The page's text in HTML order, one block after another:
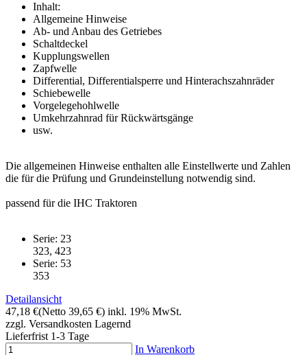
Inhalt:
Allgemeine Hinweise
Ab- und Anbau des Getriebes
Schaltdeckel
Kupplungswellen
Zapfwelle
Differential, Differentialsperre und Hinterachszahnräder
Schiebewelle
Vorgelegehohlwelle
Umkehrzahnrad für Rückwärtsgänge
usw.
Die allgemeinen Hinweise enthalten alle Einstellwerte und Zahlen
die für die Prüfung und Grundeinstellung notwendig sind.
passend für die IHC Traktoren
Serie: 23
323, 423
Serie: 53
353
Detailansicht
47,18 €(Netto 39,65 €) inkl. 19% MwSt.
zzgl. Versandkosten Lagernd
Lieferfrist 1-3 Tage
In Warenkorb